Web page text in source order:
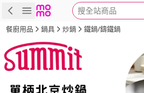
搜全站商品
商品 評價 詳情
餐廚用品 鍋具 炒鍋 鐵鍋/鑄鐵鍋